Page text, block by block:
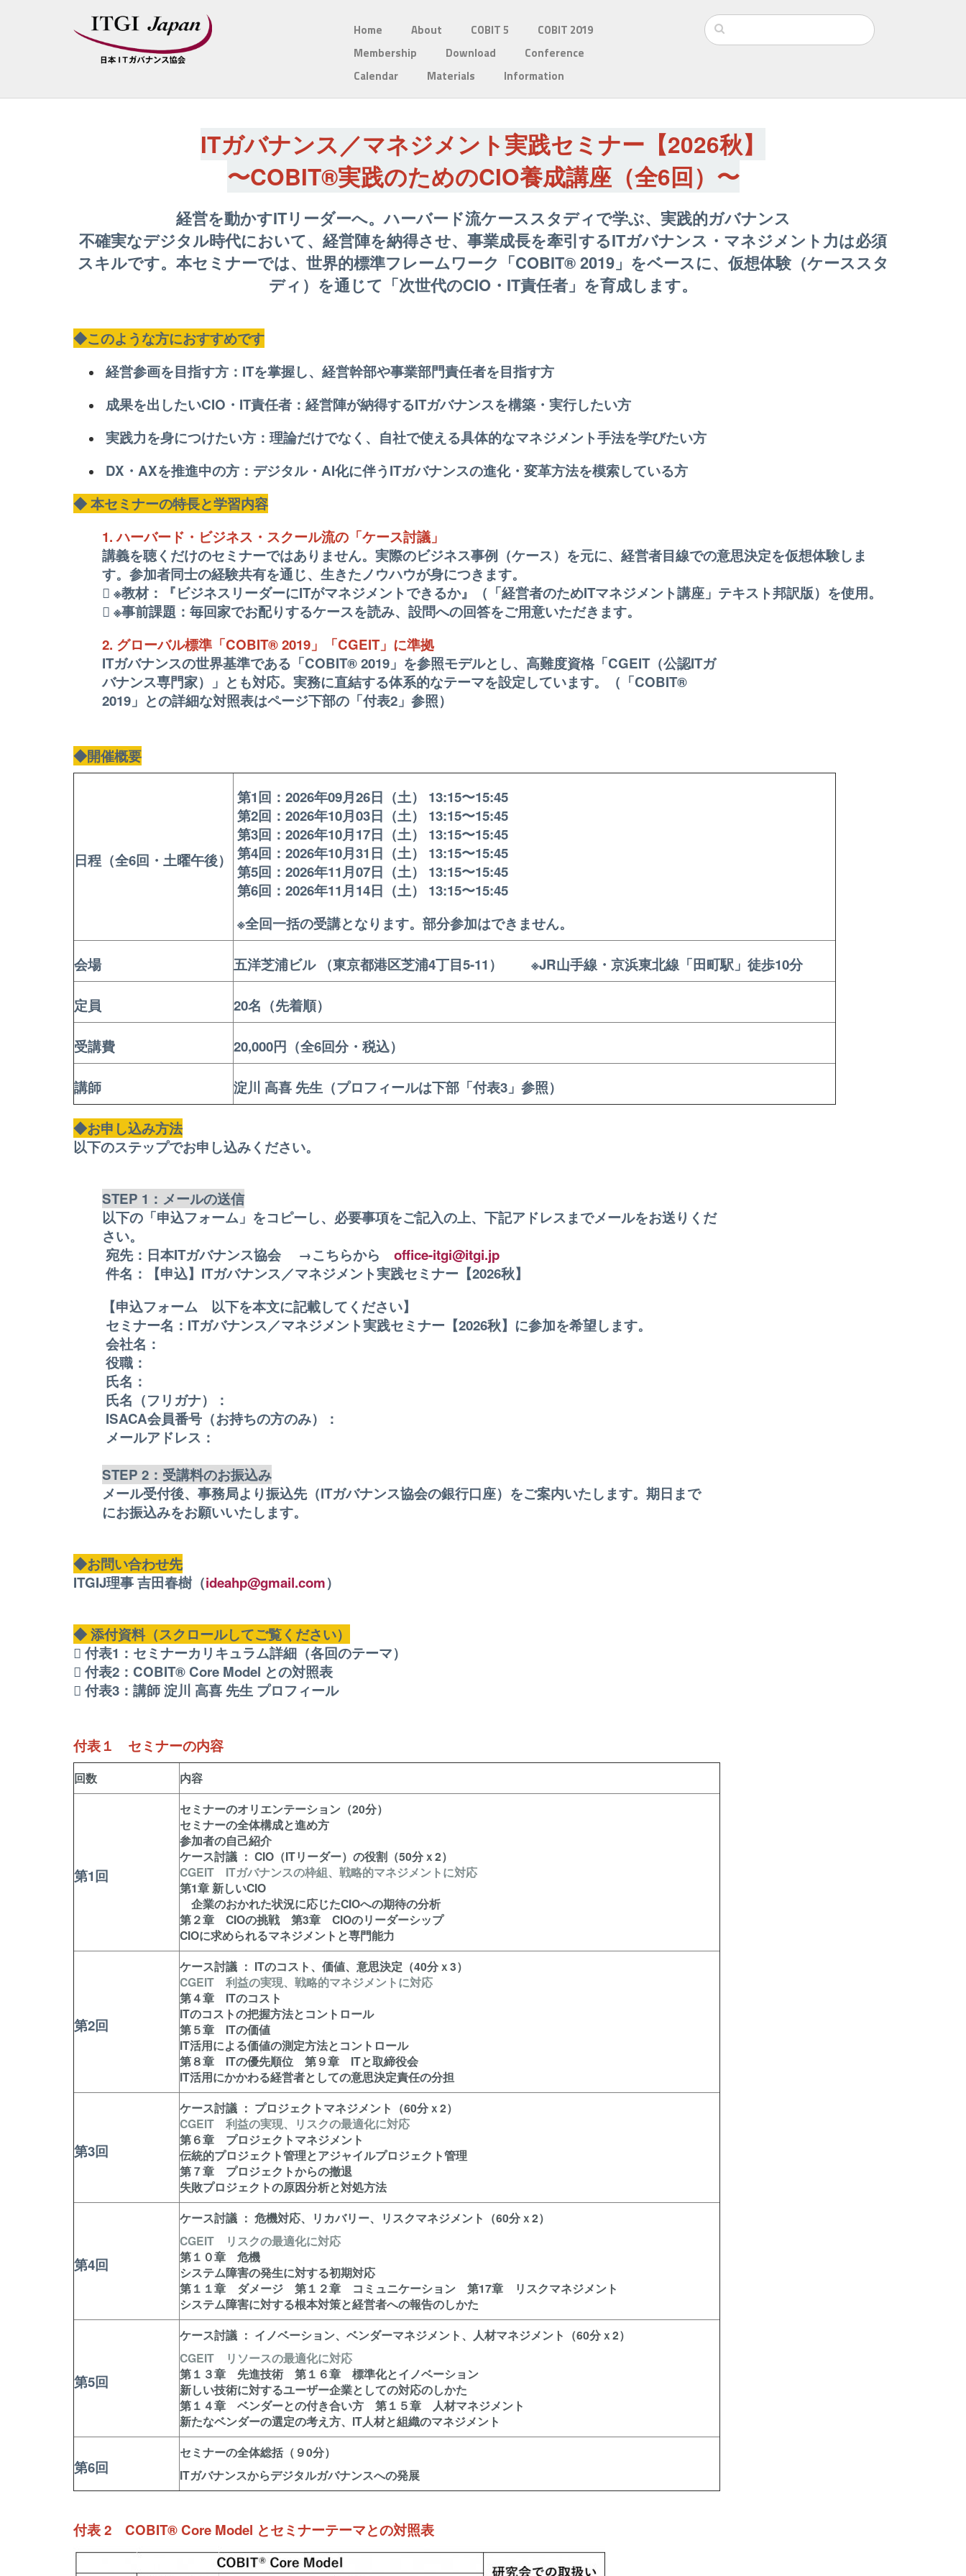
Home About COBIT 5
COBIT 2019
Membership
Download
Conference
Calendar
Materials Information
ITガバナンス／マネジメント実践セミナー【2026秋】
〜COBIT®実践のためのCIO養成講座（全6回）〜
経営を動かすITリーダーへ。ハーバード流ケーススタディで学ぶ、実践的ガバナンス
不確実なデジタル時代において、経営陣を納得させ、事業成長を牽引するITガバナンス・マネジメント力は必須
スキルです。本セミナーでは、世界的標準フレームワーク「COBIT® 2019」をベースに、仮想体験（ケーススタ
ディ）を通じて「次世代のCIO・IT責任者」を育成します。
◆このような方におすすめです
経営参画を目指す方：ITを掌握し、経営幹部や事業部門責任者を目指す方
成果を出したいCIO・IT責任者：経営陣が納得するITガバナンスを構築・実行したい方
実践力を身につけたい方：理論だけでなく、自社で使える具体的なマネジメント手法を学びたい方
DX・AXを推進中の方：デジタル・AI化に伴うITガバナンスの進化・変革方法を模索している方
◆ 本セミナーの特長と学習内容
1. ハーバード・ビジネス・スクール流の「ケース討議」
講義を聴くだけのセミナーではありません。実際のビジネス事例（ケース）を元に、経営者目線での意思決定を仮想体験しま
す。参加者同士の経験共有を通じ、生きたノウハウが身につきます。
 ※教材：『ビジネスリーダーにITがマネジメントできるか』（「経営者のためITマネジメント講座」テキスト邦訳版）を使用。
 ※事前課題：毎回家でお配りするケースを読み、設問への回答をご用意いただきます。
2. グローバル標準「COBIT® 2019」「CGEIT」に準拠
ITガバナンスの世界基準である「COBIT® 2019」を参照モデルとし、高難度資格「CGEIT（公認ITガ
バナンス専門家）」とも対応。実務に直結する体系的なテーマを設定しています。（「COBIT®
2019」との詳細な対照表はページ下部の「付表2」参照）
◆開催概要
日程（全6回・土曜午後）
第1回：2026年09月26日（土） 13:15〜15:45
第2回：2026年10月03日（土） 13:15〜15:45
第3回：2026年10月17日（土） 13:15〜15:45
第4回：2026年10月31日（土） 13:15〜15:45
第5回：2026年11月07日（土） 13:15〜15:45
第6回：2026年11月14日（土） 13:15〜15:45
※全回一括の受講となります。部分参加はできません。
会場 五洋芝浦ビル （東京都港区芝浦4丁目5-11） ※JR山手線・京浜東北線「田町駅」徒歩10分
定員 20名（先着順）
受講費 20,000円（全6回分・税込）
講師 淀川 高喜 先生（プロフィールは下部「付表3」参照）
◆お申し込み方法
以下のステップでお申し込みください。
STEP 1：メールの送信
以下の「申込フォーム」をコピーし、必要事項をご記入の上、下記アドレスまでメールをお送りくだ
さい。
宛先：日本ITガバナンス協会 →こちらから office-itgi@itgi.jp
件名：【申込】ITガバナンス／マネジメント実践セミナー【2026秋】
【申込フォーム 以下を本文に記載してください】
セミナー名：ITガバナンス／マネジメント実践セミナー【2026秋】に参加を希望します。
会社名：
役職：
氏名：
氏名（フリガナ）：
ISACA会員番号（お持ちの方のみ）：
メールアドレス：
STEP 2：受講料のお振込み
メール受付後、事務局より振込先（ITガバナンス協会の銀行口座）をご案内いたします。期日まで
にお振込みをお願いいたします。
◆お問い合わせ先
ITGIJ理事 吉田春樹（ideahp@gmail.com）
◆ 添付資料（スクロールしてご覧ください）
 付表1：セミナーカリキュラム詳細（各回のテーマ）
 付表2：COBIT® Core Model との対照表
 付表3：講師 淀川 高喜 先生 プロフィール
付表１ セミナーの内容
回数 内容
第1回
セミナーのオリエンテーション（20分）
セミナーの全体構成と進め方
参加者の自己紹介
ケース討議 ： CIO（ITリーダー）の役割（50分ｘ2）
CGEIT ITガバナンスの枠組、戦略的マネジメントに対応
第1章 新しいCIO
企業のおかれた状況に応じたCIOへの期待の分析
第２章 CIOの挑戦 第3章 CIOのリーダーシップ
CIOに求められるマネジメントと専門能力
第2回
ケース討議 ： ITのコスト、価値、意思決定（40分ｘ3）
CGEIT 利益の実現、戦略的マネジメントに対応
第４章 ITのコスト
ITのコストの把握方法とコントロール
第５章 ITの価値
IT活用による価値の測定方法とコントロール
第８章 ITの優先順位 第９章 ITと取締役会
IT活用にかかわる経営者としての意思決定責任の分担
第3回
ケース討議 ： プロジェクトマネジメント（60分ｘ2）
CGEIT 利益の実現、リスクの最適化に対応
第６章 プロジェクトマネジメント
伝統的プロジェクト管理とアジャイルプロジェクト管理
第７章 プロジェクトからの撤退
失敗プロジェクトの原因分析と対処方法
第4回
ケース討議 ： 危機対応、リカバリー、リスクマネジメント（60分ｘ2）
CGEIT リスクの最適化に対応
第１０章 危機
システム障害の発生に対する初期対応
第１１章 ダメージ 第１２章 コミュニケーション 第17章 リスクマネジメント
システム障害に対する根本対策と経営者への報告のしかた
第5回
ケース討議 ： イノベーション、ベンダーマネジメント、人材マネジメント（60分ｘ2）
CGEIT リソースの最適化に対応
第１３章 先進技術 第１６章 標準化とイノベーション
新しい技術に対するユーザー企業としての対応のしかた
第１４章 ベンダーとの付き合い方 第１５章 人材マネジメント
新たなベンダーの選定の考え方、IT人材と組織のマネジメント
第6回
セミナーの全体総括（９0分）
ITガバナンスからデジタルガバナンスへの発展
付表 2 COBIT® Core Model とセミナーテーマとの対照表